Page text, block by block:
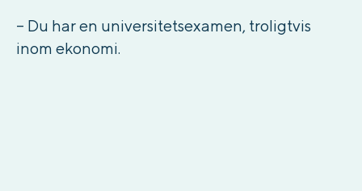
– Du har en universitetsexamen, troligtvis
inom ekonomi